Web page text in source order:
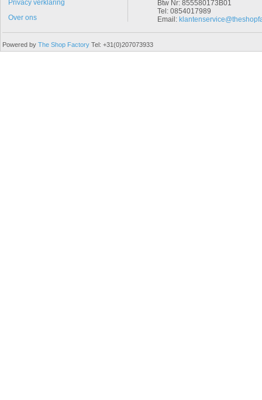
Privacy verklaring
Over ons
Btw Nr: 855580173B01
Tel: 0854017989
Email:
Powered by The Shop Factory Tel: +31(0)207073933